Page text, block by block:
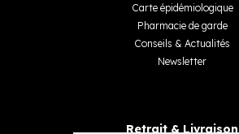
Carte épidémiologique
Pharmacie de garde
Conseils & Actualités
Newsletter
Retrait & Livraison